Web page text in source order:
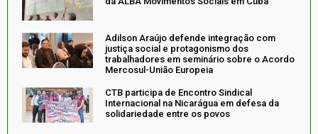
Adilson Araújo defende integração com
justiça social e protagonismo dos
trabalhadores em seminário sobre o Acordo
Mercosul-União Europeia
CTB participa de Encontro Sindical
Internacional na Nicarágua em defesa da
solidariedade entre os povos